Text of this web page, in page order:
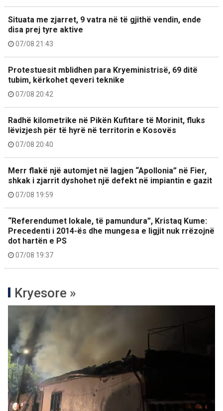
Situata me zjarret, 9 vatra në të gjithë vendin, ende
disa prej tyre aktive
07/08 21:43
Protestuesit mblidhen para Kryeministrisë, 69 ditë
tubim, kërkohet qeveri teknike
07/08 20:42
Radhë kilometrike në Pikën Kufitare të Morinit, fluks
lëvizjesh për të hyrë në territorin e Kosovës
07/08 20:40
Merr flakë një automjet në lagjen “Apollonia” në Fier,
shkak i zjarrit dyshohet një defekt në impiantin e gazit
07/08 19:59
“Referendumet lokale, të pamundura”, Kristaq Kume:
Precedenti i 2014-ës dhe mungesa e ligjit nuk rrëzojnë
dot hartën e PS
07/08 19:37
Kryesore »